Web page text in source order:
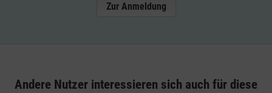
Zur Anmeldung
Andere Nutzer interessieren sich auch für diese